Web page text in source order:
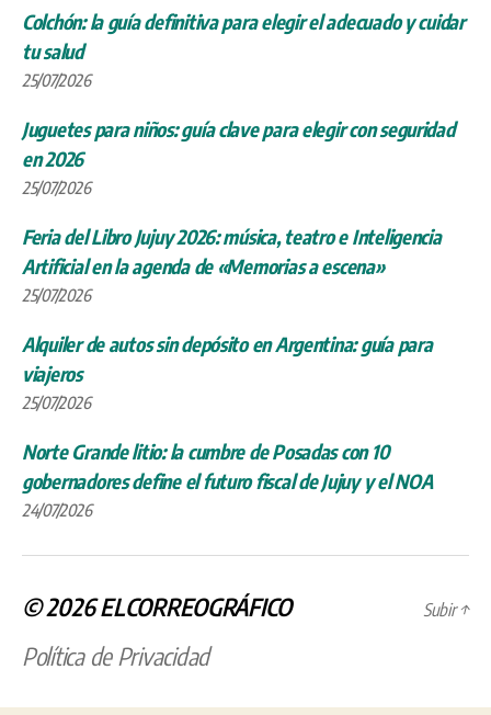
Colchón: la guía definitiva para elegir el adecuado y cuidar
tu salud
25/07/2026
Juguetes para niños: guía clave para elegir con seguridad
en 2026
25/07/2026
Feria del Libro Jujuy 2026: música, teatro e Inteligencia
Artificial en la agenda de «Memorias a escena»
25/07/2026
Alquiler de autos sin depósito en Argentina: guía para
viajeros
25/07/2026
Norte Grande litio: la cumbre de Posadas con 10
gobernadores define el futuro fiscal de Jujuy y el NOA
24/07/2026
© 2026ELCORREOGRÁFICO
Política de Privacidad
Subir↑